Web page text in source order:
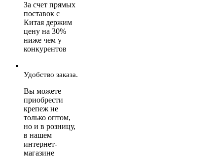
За счет прямых
поставок с
Китая держим
цену на 30%
ниже чем у
конкурентов
Удобство заказа.
Вы можете
приобрести
крепеж не
только оптом,
но и в розницу,
в нашем
интернет-
магазине